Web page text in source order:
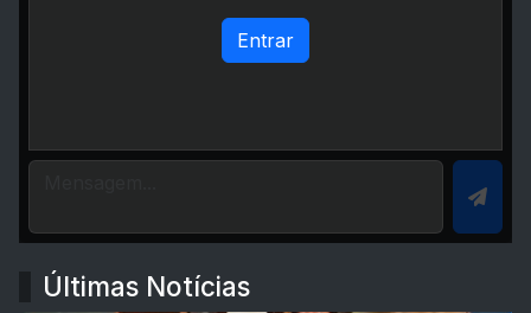
Entrar
Últimas Notícias